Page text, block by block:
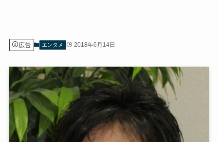
広告 エンタメ 2018年6月14日